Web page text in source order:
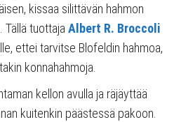
kissaa silittävän hahmon
Tällä tuottaja Albert R. Broccoli
ettei tarvitse Blofeldin hahmoa,
konnahahmoja.
kellon avulla ja räjäyttää
kuitenkin päästessä pakoon.